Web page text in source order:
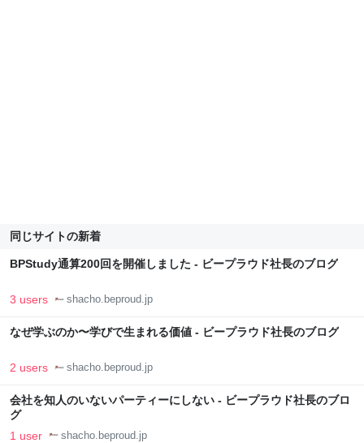
同じサイトの新着
BPStudy通算200回を開催しました - ビープラウド社長のブログ
3 users shacho.beproud.jp
なぜ学ぶのか〜学びで生まれる価値 - ビープラウド社長のブログ
2 users shacho.beproud.jp
会社を知人のいないパーティーにしない - ビープラウド社長のブロ
グ
1 user shacho.beproud.jp